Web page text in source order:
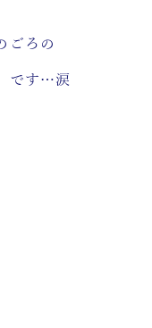
ごろの
です…涙